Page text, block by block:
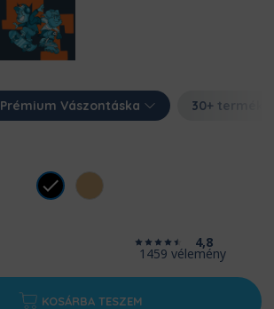
Prémium Vászontáska 30+ termék
4,8
1459 vélemény
KOSÁRBA TESZEM